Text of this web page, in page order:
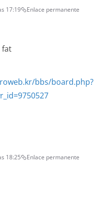
17:19 Enlace permanente
fat
bbs/board.php?
18:25 Enlace permanente